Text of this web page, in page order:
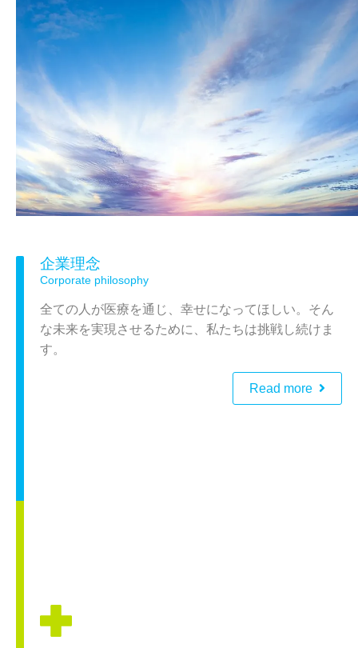
企業理念
Corporate philosophy
全ての人が医療を通じ、幸せになってほしい。そん
な未来を実現させるために、私たちは挑戦し続けま
す。
Read more